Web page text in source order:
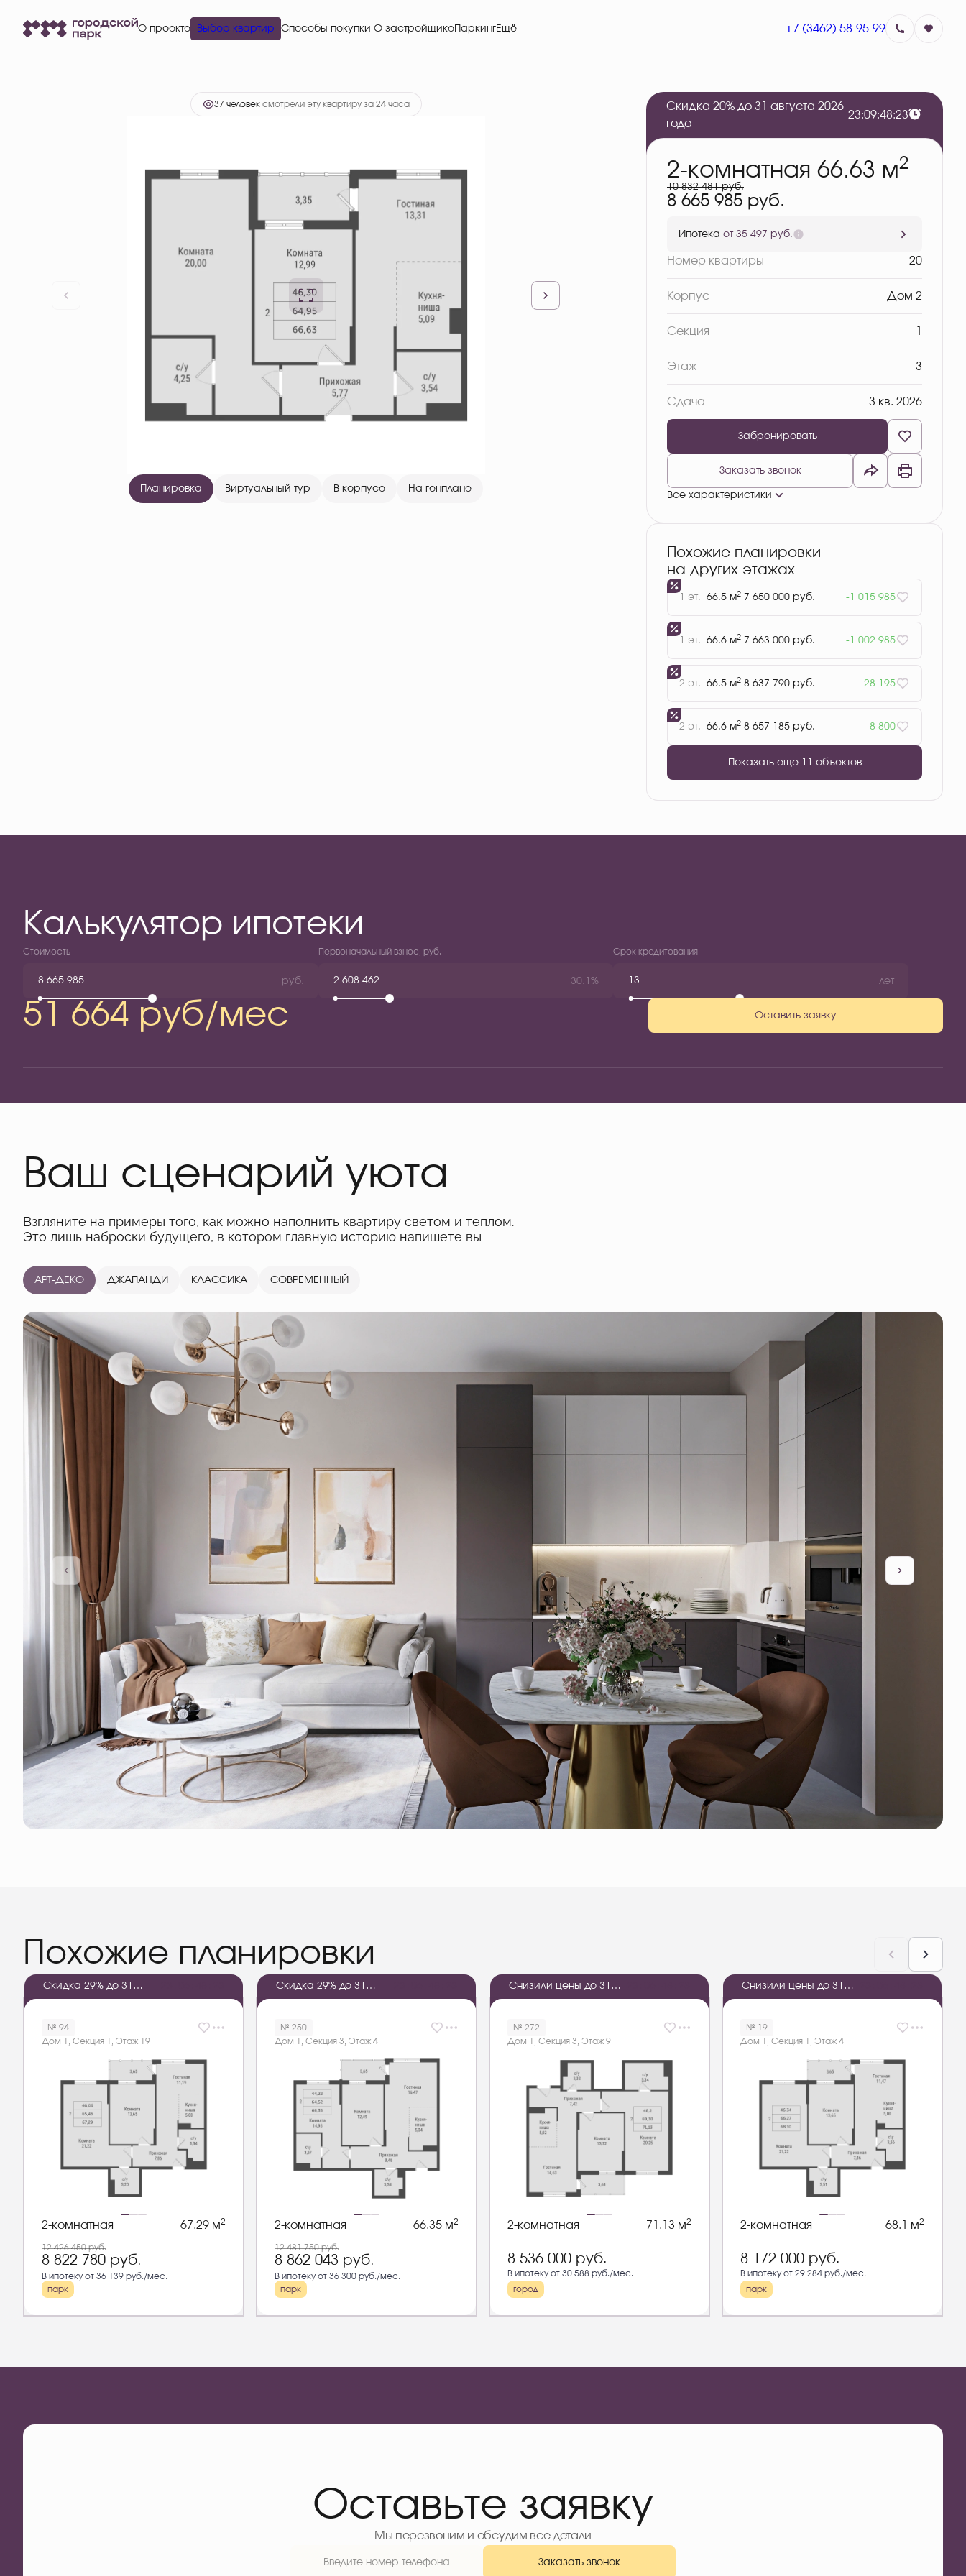
О проекте Выбор квартир О застройщике ПаркингЕщё +7 (3462) 58-95-99
2-комнатная66.63 м2 10 832 481 руб.
8 665 985 руб. Забронировать
37 человек смотрели эту квартиру за 24 часа
Планировка Виртуальный тур В корпусе На генплане
Скидка 20% до 31 августа 2026
года
23:09:48:22
2-комнатная 66.63 м2
10 832 481 руб.
8 665 985 руб.
Ипотека от 35 497 руб.
Номер квартиры 20
Корпус Дом 2
Секция
Этаж 3
Сдача 3 кв. 2026
Забронировать
Заказать звонок
Все характеристики
Похожие планировки
на других этажах
1 эт. 66.5 м2 7 650 000 руб. -1 015 985
1 эт. 66.6 м2 7 663 000 руб. -1 002 985
2 эт. 66.5 м2 8 637 790 руб. -28 195
2 эт. 66.6 м2 8 657 185 руб. -8 800
Показать еще 11 объектов
Калькулятор ипотеки
Стоимость
руб.
Первоначальный взнос, руб.
30.1%
Срок кредитования
лет
51 664 руб/мес Оставить заявку
Ваш сценарий уюта
Взгляните на примеры того, как можно наполнить квартиру светом и теплом.
Это лишь наброски будущего, в котором главную историю напишете вы
АРТ-ДЕКО ДЖАПАНДИ КЛАССИКА СОВРЕМЕННЫЙ
Похожие планировки
Скидка 29% до 31
№ 94
Дом 1, Секция 1, Этаж 19
2-комнатная 67.29 м2
12 426 450руб.
8 822 780 руб.
В ипотеку от 36 139 руб./мес.
парк
Скидка 29% до 31
№ 250
Дом 1, Секция 3, Этаж 4
2-комнатная 66.35 м2
12 481 750руб.
8 862 043 руб.
В ипотеку от 36 300 руб./мес.
парк
Снизили цены до 31
№ 272
Дом 1, Секция 3, Этаж 9
2-комнатная 71.13 м2
8 536 000 руб.
В ипотеку от 30 588 руб./мес.
город
Снизили цены до 31
№ 19
Дом 1, Секция 1, Этаж 4
2-комнатная 68.1 м2
8 172 000 руб.
В ипотеку от 29 284 руб./мес.
парк
Оставьте заявку
Мы перезвоним и обсудим все детали
Заказать звонок